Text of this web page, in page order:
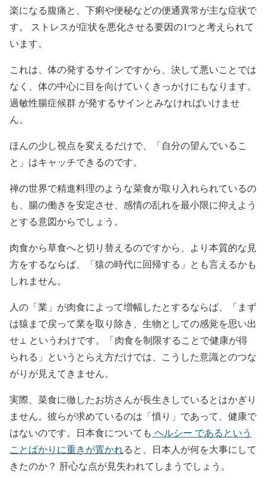
楽になる腹痛と、下痢や便秘などの便通異常が主な症状で
す。 ストレスが症状を悪化させる要因の1つと考えられて
います。
これは、体の発するサインですから、決して悪いことでは
なく、体の中心に目を向けていくきっかけにもなります。
過敏性腸症候群 が発するサインとみなければいけませ
ん。
ほんの少し視点を変えるだけで、「自分の望んでいるこ
と」はキャッチできるのです。
禅の世界で精進料理のような菜食が取り入れられているの
も、腸の働きを安定させ、感情の乱れを最小限に抑えよう
とする意図からでしょう。
肉食から草食へと切り替えるのですから、より本質的な見
方をするならば、「猿の時代に回帰する」とも言えるかも
しれません。
人の「業」が肉食によって増幅したとするならば、「まず
は猿まで戻って業を取り除き、生物としての感覚を思い出
せ⊥ というわけです。「肉食を制限することで健康が得
られる」というとらえ方だけでは、こうした意識とのつな
がりが見えてきません。
実際、菜食に徹したお坊さんが長生きしているとはかぎり
ません。彼らが求めているのは「憤り」であって、健康で
はないのです。日本食についても ヘルシー であるという
ことばかりに重きが置かれると、日本人が何を大事にして
きたのか？ 肝心な点が見失われてしまうでしょう。